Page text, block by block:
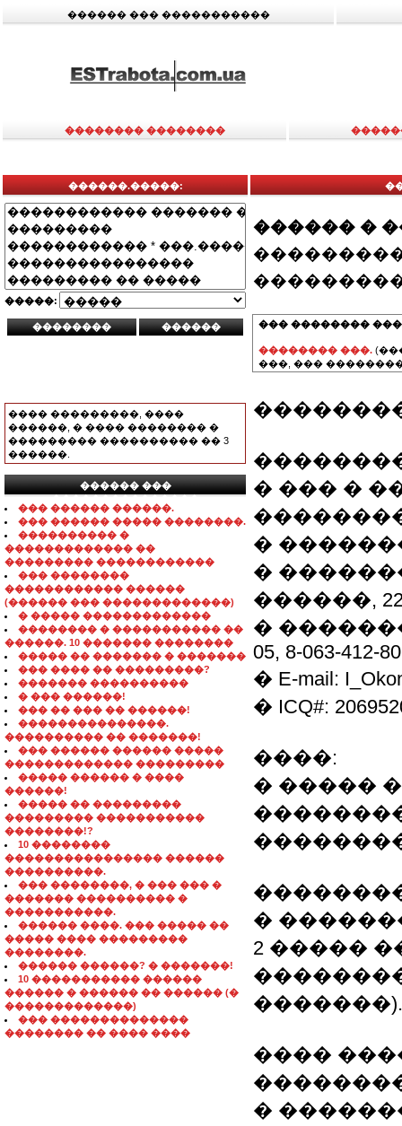
������ ��� �����������
�������� ��������
������.�����:
�����:
���� ���������, ����
������, � ���� �������� �
��������� ���������� �� 3
������.
������ ���
���������������
��� ������ ������.
��� ������ ����� ��������.
���������� �
������������� ��
��������� ������������
��� ��������
������������ ������
(������ ��� �������������)
� ����� �������������
�������� � ����������� ��
������. 10 ������� ��������
����� �� ������� � �������
��� ���� �� ���������?
������� ����������
� ��� ������!
��� �� ��� �� ������!
���������������.
���������� �� �������!
��� ������ ������ �����
������������� ���������
����� ������ � ����
������!
����� �� ���������
��������� �����������
��������!?
10 ��������
���������������� ������
����������.
��� ��������, � ��� ��� �
������� ���������� �
�����������.
������ ����. ��� ����� ��
����� ���� ���������
��������.
������ ������? � �������!
10 ����������� ������
������ � ������ �� ������ (�
�������������)
��� ��������������
�������� �� ���� ����
������ �
��� ��������
�������� ���.
���, ���
� ��� �
�
�
������,
�
05, 8-063-412-
� E-mail:
� ICQ#:
����:
� �����
�
2 �����
�������).
����
�